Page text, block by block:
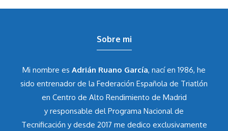
Sobre mi
Mi nombre es Adrián Ruano García, nací en 1986, he
sido entrenador de la Federación Española de Triatlón
en Centro de Alto Rendimiento de Madrid
y responsable del Programa Nacional de
Tecnificación y desde 2017 me dedico exclusivamente